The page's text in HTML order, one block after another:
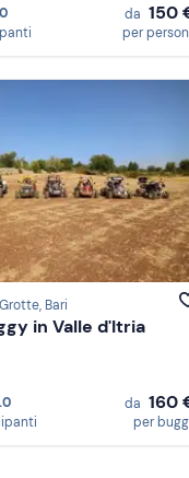
da 150
per
, Bari
in Valle d'Itria
da 160
per